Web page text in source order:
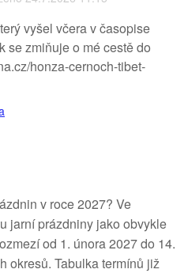
vyšel včera v časopise
se zmiňuje o mé cestě do
honza-cernoch-tibet-
v roce 2027? Ve
jarní prázdniny jako obvykle
od 1. února 2027 do 14.
okresů. Tabulka termínů již